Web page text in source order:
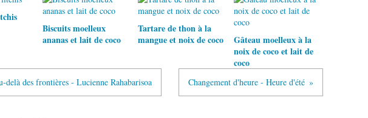
Biscuits moelleux
ananas et lait de coco
Tartare de thon à la
mangue et noix de coco
Gâteau moelleux à la
noix de coco et lait de
coco
delà des frontières - Lucienne Rahabarisoa Changement d'heure - Heure d'été